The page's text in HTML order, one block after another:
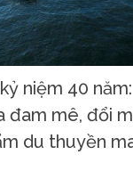
niệm 40
đam mê, đổi
du thuyền